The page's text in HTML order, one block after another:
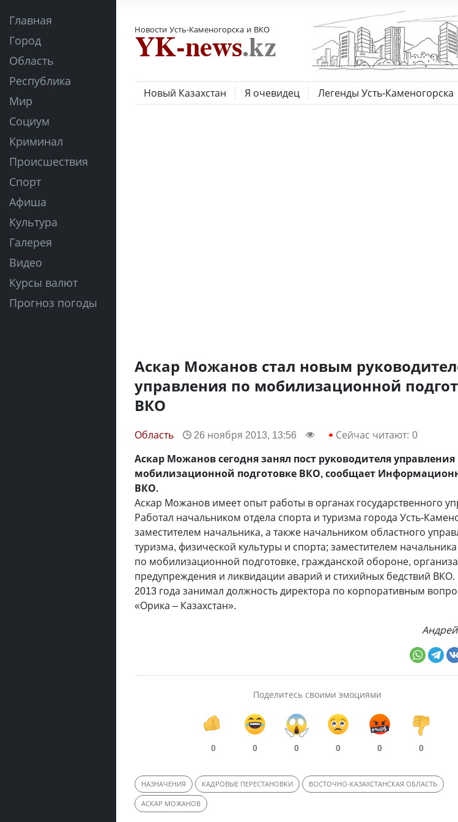
Главная
Город
Область
Республика
Мир
Социум
Криминал
Происшествия
Спорт
Афиша
Культура
Галерея
Видео
Курсы валют
Прогноз погоды
Новости Усть-Каменогорска и ВКО
Новый Казахстан Я очевидец Легенды Усть-Каменогорска
Аскар Можанов стал новым
управления по мобилизационной
ВКО
Область 26 ноября 2013, 13:56 Сейчас читают: 0
Аскар Можанов сегодня занял пост руководителя управления
мобилизационной подготовке ВКО, сообщает
ВКО.
Аскар Можанов имеет опыт работы в органах государственного
Работал начальником отдела спорта и туризма города Усть-
заместителем начальника, а также начальником областного
туризма, физической культуры и спорта; заместителем
по мобилизационной подготовке, гражданской обороне,
предупреждения и ликвидации аварий и стихийных бедствий ВКО.
2013 года занимал должность директора по корпоративным
«Орика – Казахстан».
Поделитесь своими эмоциями
0 0 0 0 0 0
НАЗНАЧЕНИЯ КАДРОВЫЕ ПЕРЕСТАНОВКИ ВОСТОЧНО-КАЗАХСТАНСКАЯ ОБЛАСТЬ
АСКАР МОЖАНОВ